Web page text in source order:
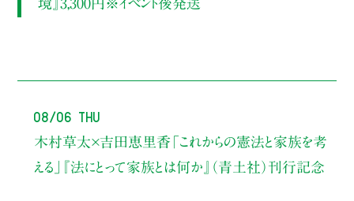
境』3,300円※イベント後発送
08/06 Thu
木村草太×吉田恵里香 「これからの憲法と家族を考
える」
『法にとって家族とは何か』（青土社）刊行記念